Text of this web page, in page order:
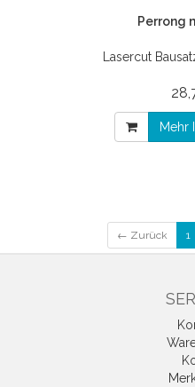
Perrong
Lasercut
Mehr
← Zurück 1